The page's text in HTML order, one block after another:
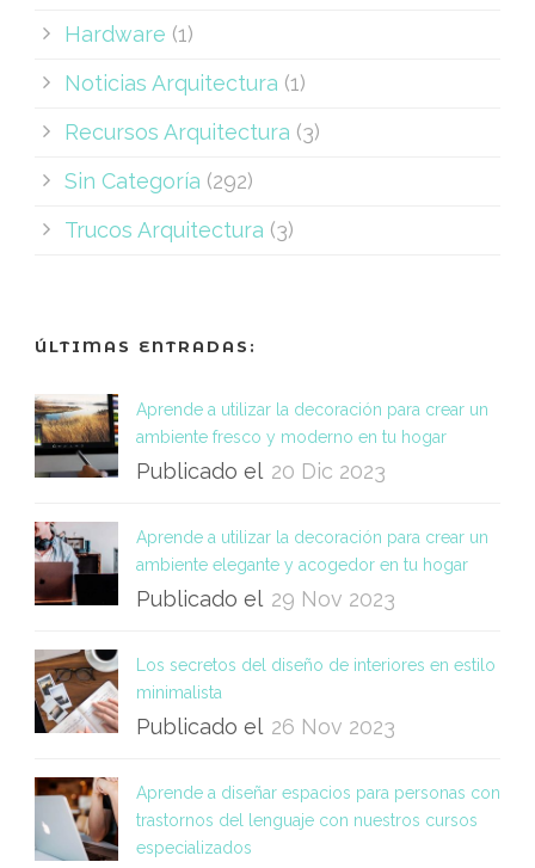
Hardware (1)
Noticias Arquitectura (1)
Recursos Arquitectura (3)
Sin Categoría (292)
Trucos Arquitectura (3)
ÚLTIMAS ENTRADAS:
Aprende a utilizar la decoración para crear un
ambiente fresco y moderno en tu hogar
Publicado el 20 Dic 2023
Aprende a utilizar la decoración para crear un
ambiente elegante y acogedor en tu hogar
Publicado el 29 Nov 2023
Los secretos del diseño de interiores en estilo
minimalista
Publicado el 26 Nov 2023
Aprende a diseñar espacios para personas con
trastornos del lenguaje con nuestros cursos
especializados